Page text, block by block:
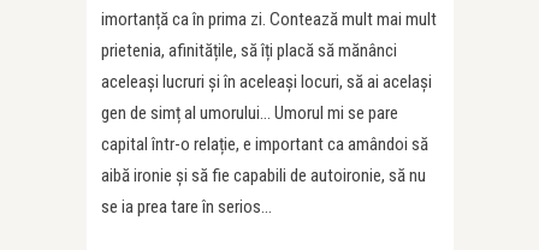
imortanță ca în prima zi. Contează mult mai mult
prietenia, afinitățile, să îți placă să mănânci
aceleași lucruri și în aceleași locuri, să ai același
gen de simț al umorului… Umorul mi se pare
capital într-o relație, e important ca amândoi să
aibă ironie și să fie capabili de autoironie, să nu
se ia prea tare în serios…